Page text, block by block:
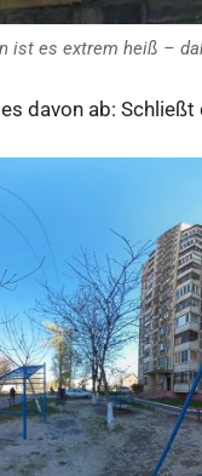
ist es extrem heiß –
davon ab: